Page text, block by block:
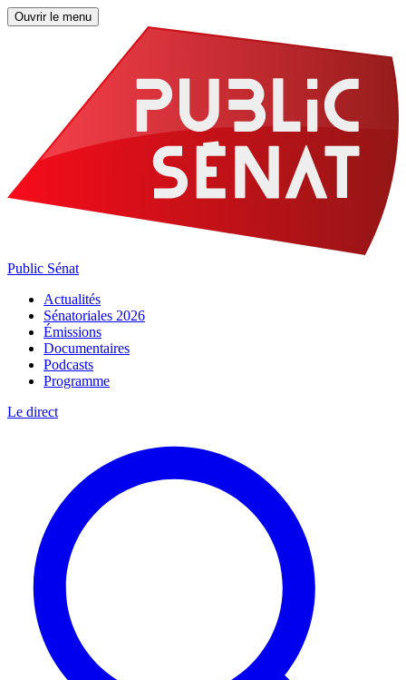
Ouvrir le menu
Public Sénat
Actualités
Sénatoriales 2026
Émissions
Documentaires
Podcasts
Programme
Le direct